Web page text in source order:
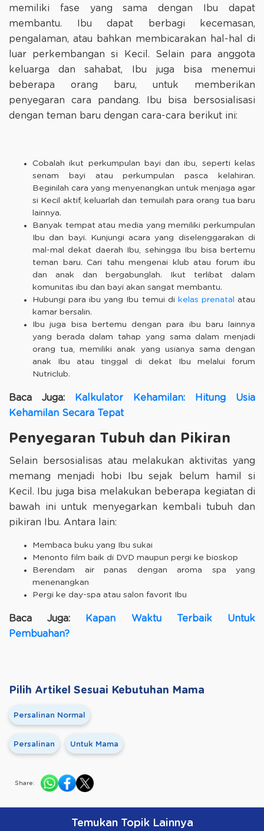
memiliki fase yang sama dengan Ibu dapat
membantu. Ibu dapat berbagi kecemasan,
pengalaman, atau bahkan membicarakan hal-hal di
luar perkembangan si Kecil. Selain para anggota
keluarga dan sahabat, Ibu juga bisa menemui
beberapa orang baru, untuk memberikan
penyegaran cara pandang. Ibu bisa bersosialisasi
dengan teman baru dengan cara-cara berikut ini:
Cobalah ikut perkumpulan bayi dan ibu, seperti kelas
senam bayi atau perkumpulan pasca kelahiran.
Beginilah cara yang menyenangkan untuk menjaga agar
si Kecil aktif, keluarlah dan temuilah para orang tua baru
lainnya.
Banyak tempat atau media yang memiliki perkumpulan
Ibu dan bayi. Kunjungi acara yang diselenggarakan di
mal-mal dekat daerah Ibu, sehingga Ibu bisa bertemu
teman baru. Cari tahu mengenai klub atau forum ibu
dan anak dan bergabunglah. Ikut terlibat dalam
komunitas ibu dan bayi akan sangat membantu.
Hubungi para ibu yang Ibu temui di kelas prenatal atau
kamar bersalin.
Ibu juga bisa bertemu dengan para ibu baru lainnya
yang berada dalam tahap yang sama dalam menjadi
orang tua, memiliki anak yang usianya sama dengan
anak Ibu atau tinggal di dekat Ibu melalui forum
Nutriclub.
Baca Juga:
Kalkulator Kehamilan: Hitung Usia
Kehamilan Secara Tepat
Penyegaran Tubuh dan Pikiran
Selain bersosialisas atau melakukan aktivitas yang
memang menjadi hobi Ibu sejak belum hamil si
Kecil. Ibu juga bisa melakukan beberapa kegiatan di
bawah ini untuk menyegarkan kembali tubuh dan
pikiran Ibu. Antara lain:
Membaca buku yang Ibu sukai
Menonto film baik di DVD maupun pergi ke bioskop
Berendam air panas dengan aroma spa yang
menenangkan
Pergi ke day-spa atau salon favorit Ibu
Baca Juga:
Kapan Waktu Terbaik Untuk
Pembuahan?
Pilih Artikel Sesuai Kebutuhan Mama
Persalinan Normal
Persalinan Untuk Mama
Share:
Temukan Topik Lainnya